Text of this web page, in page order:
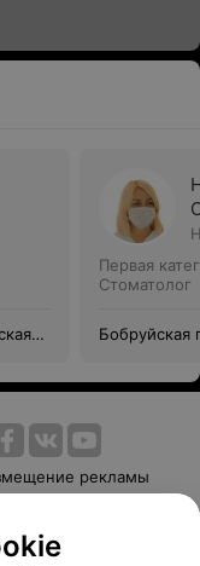
Первая
Стоматолог
Бобруйская
рекламы
оплаты